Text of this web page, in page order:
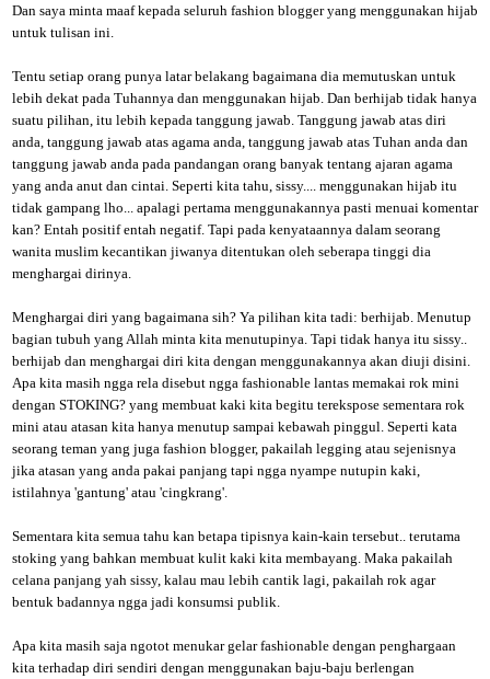
Dan saya minta maaf kepada seluruh fashion blogger yang menggunakan hijab
untuk tulisan ini.
Tentu setiap orang punya latar belakang bagaimana dia memutuskan untuk
lebih dekat pada Tuhannya dan menggunakan hijab. Dan berhijab tidak hanya
suatu pilihan, itu lebih kepada tanggung jawab. Tanggung jawab atas diri
anda, tanggung jawab atas agama anda, tanggung jawab atas Tuhan anda dan
tanggung jawab anda pada pandangan orang banyak tentang ajaran agama
yang anda anut dan cintai. Seperti kita tahu, sissy.... menggunakan hijab itu
tidak gampang lho... apalagi pertama menggunakannya pasti menuai komentar
kan? Entah positif entah negatif. Tapi pada kenyataannya dalam seorang
wanita muslim kecantikan jiwanya ditentukan oleh seberapa tinggi dia
menghargai dirinya.
Menghargai diri yang bagaimana sih? Ya pilihan kita tadi: berhijab. Menutup
bagian tubuh yang Allah minta kita menutupinya. Tapi tidak hanya itu sissy..
berhijab dan menghargai diri kita dengan menggunakannya akan diuji disini.
Apa kita masih ngga rela disebut ngga fashionable lantas memakai rok mini
dengan STOKING? yang membuat kaki kita begitu terekspose sementara rok
mini atau atasan kita hanya menutup sampai kebawah pinggul. Seperti kata
seorang teman yang juga fashion blogger, pakailah legging atau sejenisnya
jika atasan yang anda pakai panjang tapi ngga nyampe nutupin kaki,
istilahnya 'gantung' atau 'cingkrang'.
Sementara kita semua tahu kan betapa tipisnya kain-kain tersebut.. terutama
stoking yang bahkan membuat kulit kaki kita membayang. Maka pakailah
celana panjang yah sissy, kalau mau lebih cantik lagi, pakailah rok agar
bentuk badannya ngga jadi konsumsi publik.
Apa kita masih saja ngotot menukar gelar fashionable dengan penghargaan
kita terhadap diri sendiri dengan menggunakan baju-baju berlengan